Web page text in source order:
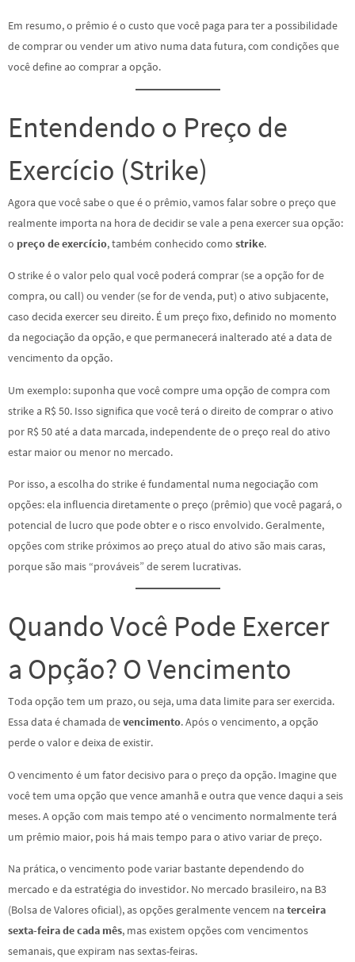
Em resumo, o prêmio é o custo que você paga para ter a possibilidade
de comprar ou vender um ativo numa data futura, com condições que
você define ao comprar a opção.
Entendendo o Preço de
Exercício (Strike)
Agora que você sabe o que é o prêmio, vamos falar sobre o preço que
realmente importa na hora de decidir se vale a pena exercer sua opção:
o preço de exercício, também conhecido como strike.
O strike é o valor pelo qual você poderá comprar (se a opção for de
compra, ou call) ou vender (se for de venda, put) o ativo subjacente,
caso decida exercer seu direito. É um preço fixo, definido no momento
da negociação da opção, e que permanecerá inalterado até a data de
vencimento da opção.
Um exemplo: suponha que você compre uma opção de compra com
strike a R$ 50. Isso significa que você terá o direito de comprar o ativo
por R$ 50 até a data marcada, independente de o preço real do ativo
estar maior ou menor no mercado.
Por isso, a escolha do strike é fundamental numa negociação com
opções: ela influencia diretamente o preço (prêmio) que você pagará, o
potencial de lucro que pode obter e o risco envolvido. Geralmente,
opções com strike próximos ao preço atual do ativo são mais caras,
porque são mais “prováveis” de serem lucrativas.
Quando Você Pode Exercer
a Opção? O Vencimento
Toda opção tem um prazo, ou seja, uma data limite para ser exercida.
Essa data é chamada devencimento. Após o vencimento, a opção
perde o valor e deixa de existir.
O vencimento é um fator decisivo para o preço da opção. Imagine que
você tem uma opção que vence amanhã e outra que vence daqui a seis
meses. A opção com mais tempo até o vencimento normalmente terá
um prêmio maior, pois há mais tempo para o ativo variar de preço.
Na prática, o vencimento pode variar bastante dependendo do
mercado e da estratégia do investidor. No mercado brasileiro, na B3
(Bolsa de Valores oficial), as opções geralmente vencem naterceira
sexta-feira de cada mês, mas existem opções com vencimentos
semanais, que expiram nas sextas-feiras.